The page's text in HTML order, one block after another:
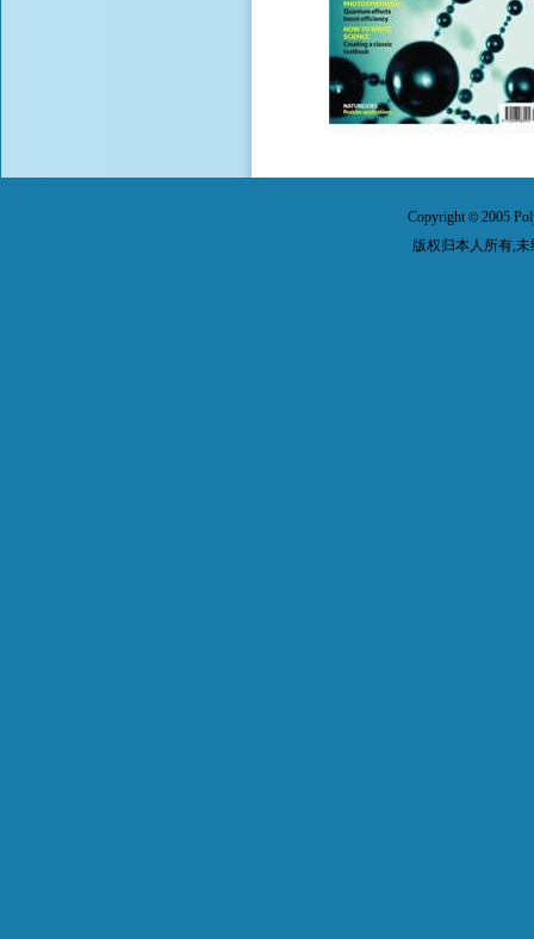
Copyright© 2005
版权归本人所有,